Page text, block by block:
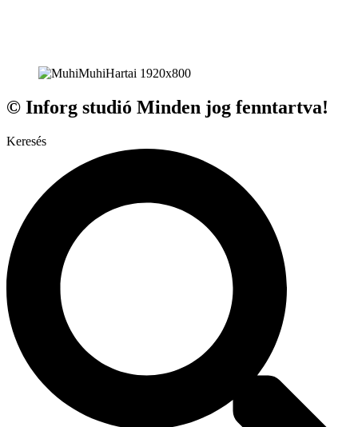
© Inforg studió Minden jog fenntartva!
Keresés